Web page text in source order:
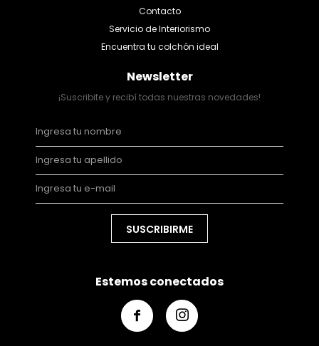
Contacto
Servicio de Interiorismo
Encuentra tu colchón ideal
Newsletter
¡Suscribite y recibí todas nuestras novedades!
SUSCRIBIRME
Estemos conectados
 